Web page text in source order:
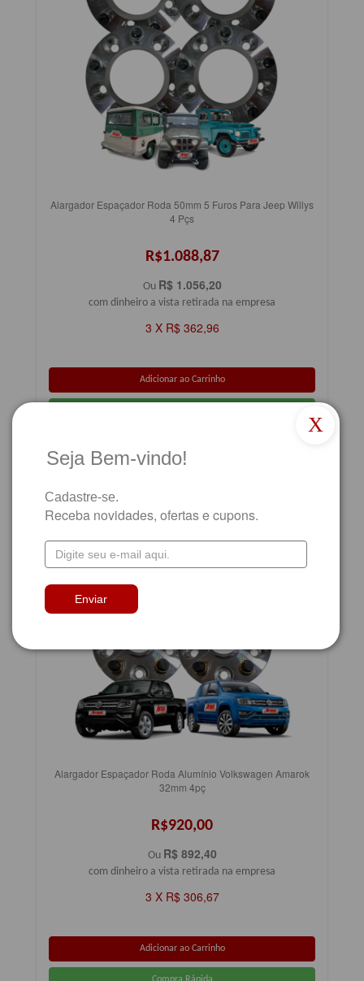
Alargador Espaçador Roda 50mm 5 Furos Para Jeep Willys
4 Pçs
R$1.088,87
Ou R$ 1.056,20
com dinheiro a vista retirada na empresa
3 X R$ 362,96
Alargador Espaçador Roda Alumínio Volkswagen Amarok
32mm 4pç
R$920,00
Ou R$ 892,40
com dinheiro a vista retirada na empresa
3 X R$ 306,67
X
Seja Bem-vindo!
Cadastre-se.
Receba novidades, ofertas e cupons.